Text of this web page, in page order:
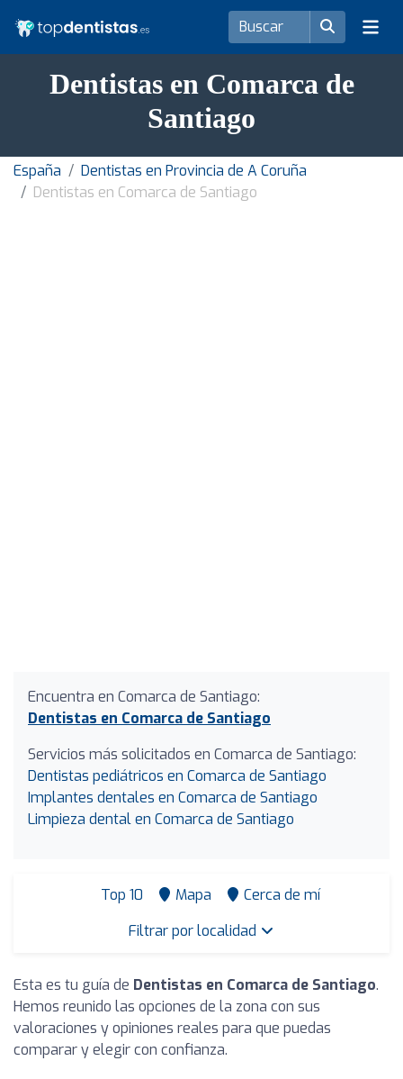
Dentistas en Comarca de
Santiago
España
Dentistas en Provincia de A Coruña
Dentistas en Comarca de Santiago
Encuentra en Comarca de Santiago:
Dentistas en Comarca de Santiago
Servicios más solicitados en Comarca de Santiago:
Dentistas pediátricos en Comarca de Santiago
Implantes dentales en Comarca de Santiago
Limpieza dental en Comarca de Santiago
Top 10 Mapa
Cerca de mí
Filtrar por localidad
Esta es tu guía de Dentistas en Comarca de Santiago.
Hemos reunido las opciones de la zona con sus
valoraciones y opiniones reales para que puedas
comparar y elegir con confianza.